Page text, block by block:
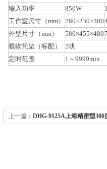
输入功率
850W
工作室尺寸（mm） 280×230×300
外型尺寸（mm）
580×455×480
载物托架（标配）
2块
定时范围
1～9999min
上一篇： DHG-9125A上海精密型